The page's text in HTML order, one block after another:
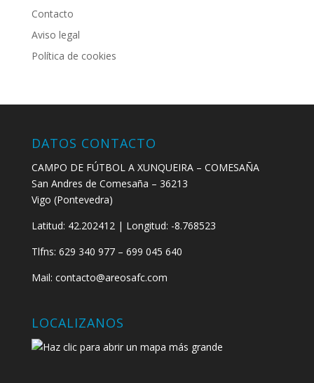
Contacto
Aviso legal
Política de cookies
DATOS CONTACTO
CAMPO DE FÚTBOL A XUNQUEIRA – COMESAÑA
San Andres de Comesaña – 36213
Vigo (Pontevedra)
Latitud: 42.202412 | Longitud: -8.768523
Tlfns: 629 340 977 – 699 045 640
Mail: contacto@areosafc.com
LOCALIZANOS